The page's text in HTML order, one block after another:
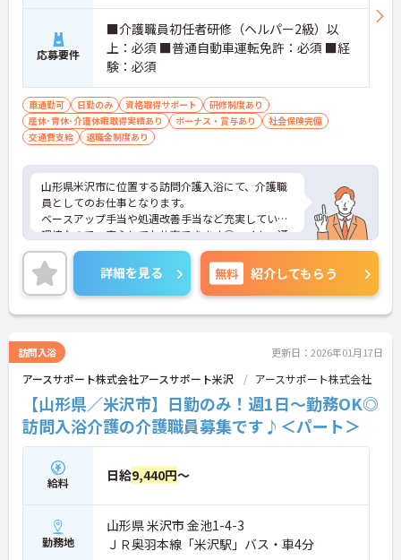
応募要件
■介護職員初任者研修（ヘルパー2級）以
上：必須 ■普通自動車運転免許：必須 ■経
験：必須
車通勤可 日勤のみ 資格取得サポート
研修制度あり
産休･育休･介護休暇取得実績あり
ボーナス・賞与あり
社会保険完備
交通費支給
退職金制度あり
山形県米沢市に位置する訪問介護入浴にて、介護職
員としてのお仕事となります。
ベースアップ手当や処遇改善手当など充実している
環境なので、安心してお仕事できます◎マイカー通
勤可能となっており、駐車場を完備し交通費支給も
あるので、通勤の際は心配いりません！
ご興味ある方は面接ポイントをお伝えしますので、
お気軽にお問い合わせください♪
詳細を見る 無料 紹介してもらう
訪問入浴 更新日：2026年01月17日
アースサポート株式会社アースサポート米沢 アースサポート株式会社
【山形県／米沢市】日勤のみ！週1日～勤務OK◎
訪問入浴介護の介護職員募集です♪＜パート＞
給料 日給9,440円～
勤務地
山形県 米沢市 金池1-4-3
ＪＲ奥羽本線「米沢駅」バス・車4分